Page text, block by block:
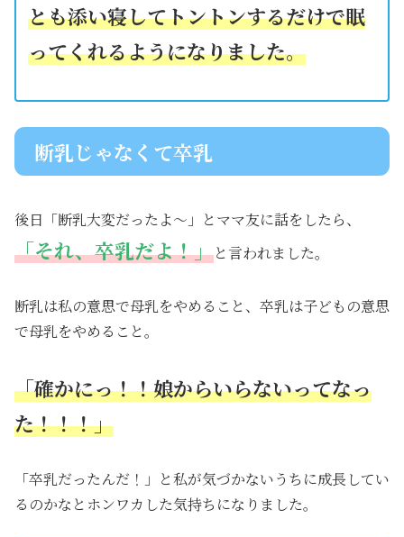
とも添い寝してトントンするだけで眠
ってくれるようになりました。
断乳じゃなくて卒乳
後日「断乳大変だったよ～」とママ友に話をしたら、
「それ、卒乳だよ！」と言われました。
断乳は私の意思で母乳をやめること、卒乳は子どもの意思
で母乳をやめること。
「確かにっ！！娘からいらないってなっ
た！！！」
「卒乳だったんだ！」と私が気づかないうちに成長してい
るのかなとホンワカした気持ちになりました。